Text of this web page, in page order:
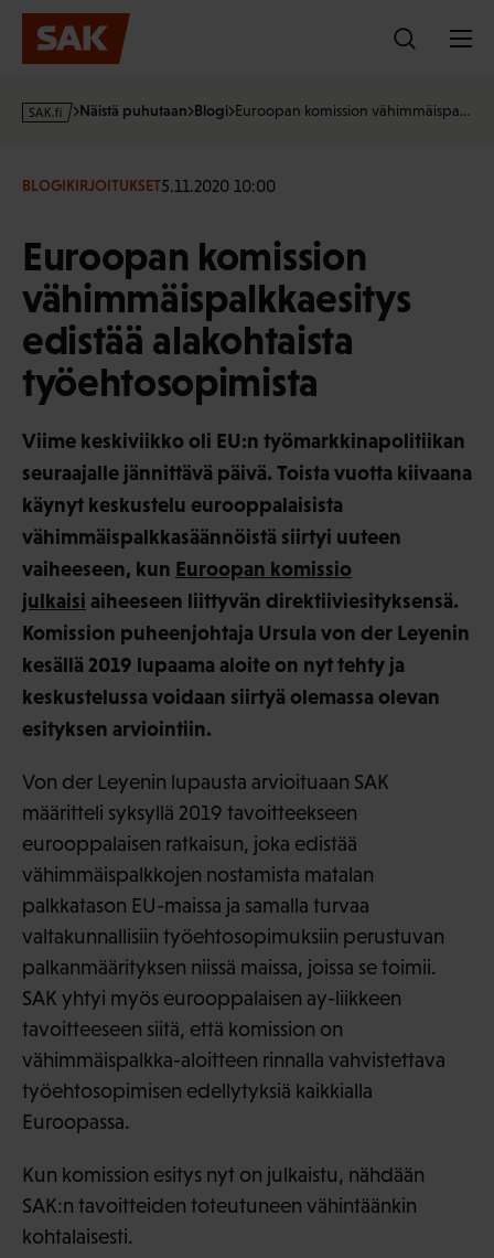
Hyppää
sisältöön
s
·
Näistä puhutaan Blogi Euroopan komission vähimmäispa…
BLOGIKIRJOITUKSET5.11.2020 10:00
Euroopan komission
vähimmäispalkkaesitys
edistää alakohtaista
työehtosopimista
Viime keskiviikko oli EU:n työmarkkinapolitiikan
seuraajalle jännittävä päivä. Toista vuotta kiivaana
käynyt keskustelu eurooppalaisista
vähimmäispalkkasäännöistä siirtyi uuteen
vaiheeseen, kun Euroopan komissio
julkaisi aiheeseen liittyvän direktiiviesityksensä.
Komission puheenjohtaja Ursula von der Leyenin
kesällä 2019 lupaama aloite on nyt tehty ja
keskustelussa voidaan siirtyä olemassa olevan
esityksen arviointiin.
Von der Leyenin lupausta arvioituaan SAK
määritteli syksyllä 2019 tavoitteekseen
eurooppalaisen ratkaisun, joka edistää
vähimmäispalkkojen nostamista matalan
palkkatason EU-maissa ja samalla turvaa
valtakunnallisiin työehtosopimuksiin perustuvan
palkanmäärityksen niissä maissa, joissa se toimii.
SAK yhtyi myös eurooppalaisen ay-liikkeen
tavoitteeseen siitä, että komission on
vähimmäispalkka-aloitteen rinnalla vahvistettava
työehtosopimisen edellytyksiä kaikkialla
Euroopassa.
Kun komission esitys nyt on julkaistu, nähdään
SAK:n tavoitteiden toteutuneen vähintäänkin
kohtalaisesti.